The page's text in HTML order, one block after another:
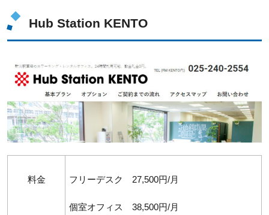
Hub Station KENTO
料金 フリーデスク 27,500円/月
個室オフィス 38,500円/月